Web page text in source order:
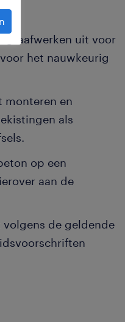
graafwerken uit voor
het nauwkeurig
monteren en
als
op een
aan de
de geldende